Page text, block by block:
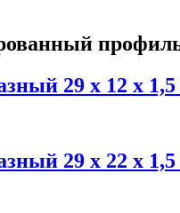
29 х 12 х
29 х 22 x